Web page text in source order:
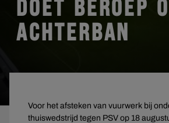
DOET BEROEP
ACHTERBAN
Voor het afsteken van vuurwerk bij
thuiswedstrijd tegen PSV op 18